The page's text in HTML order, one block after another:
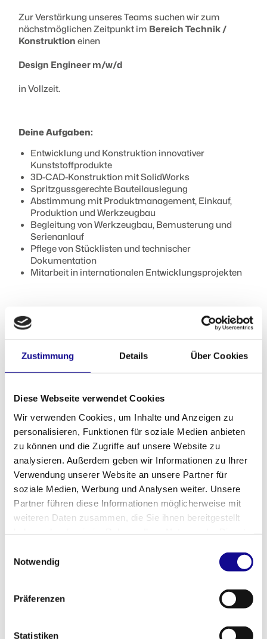
Zustimmung Details Über Cookies
Diese Webseite verwendet Cookies
Wir verwenden Cookies, um Inhalte und Anzeigen zu
personalisieren, Funktionen für soziale Medien anbieten
zu können und die Zugriffe auf unsere Website zu
analysieren. Außerdem geben wir Informationen zu Ihrer
Verwendung unserer Website an unsere Partner für
soziale Medien, Werbung und Analysen weiter. Unsere
Partner führen diese Informationen möglicherweise mit
weiteren Daten zusammen, die Sie ihnen bereitgestellt
Notwendig
Präferenzen
Statistiken
Zur Verstärkung unseres Teams suchen wir zum
nächstmöglichen Zeitpunkt im Bereich Technik /
Konstruktion einen
Design Engineer m/w/d
in Vollzeit.
Deine Aufgaben:
Entwicklung und Konstruktion innovativer
Kunststoffprodukte
3D-CAD-Konstruktion mit SolidWorks
Spritzgussgerechte Bauteilauslegung
Abstimmung mit Produktmanagement, Einkauf,
Produktion und Werkzeugbau
Begleitung von Werkzeugbau, Bemusterung und
Serienanlauf
Pflege von Stücklisten und technischer
Dokumentation
Mitarbeit in internationalen Entwicklungsprojekten
Dein Profil:
Studium Maschinenbau, Kunststofftechnik oder
vergleichbar
Alternativ Techniker oder Meister mit
Berufserfahrung
Sichere Anwendung von SolidWorks oder einem
Praktische Erfahrungen im Umgang mit
PDM-/ERP-Systemen
Gute Deutsch und Englischkenntnisse in Wort und
Schrift
Deine Vorteile:
Flexible Arbeitszeiten und Remote Work
30 Tage Urlaub plus Sonderurlaubstage
Weihnachtsgeld- und Urlaubsgeld
Betriebliche Altersvorsorge mit
Mitarbeiterguthabenkarte
Modernes Entwicklungsumfeld
Ein kommunikatives und respektvolles Miteinander